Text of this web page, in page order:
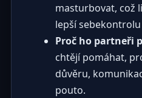
masturbovat, což
lepší
Proč ho partneři
chtějí pomáhat,
důvěru,
pouto.